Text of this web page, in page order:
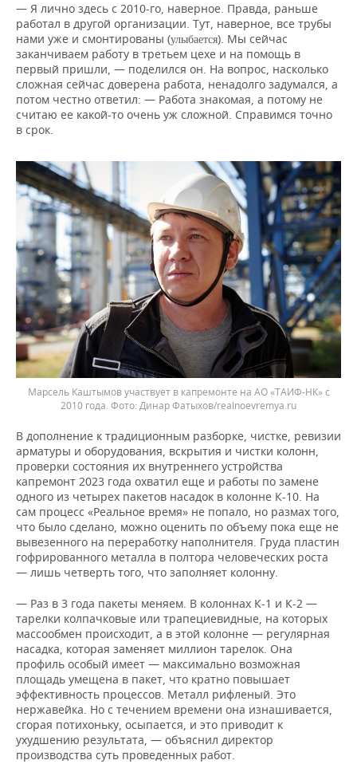
— Я лично здесь с 2010-го, наверное. Правда, раньше
работал в другой организации. Тут, наверное, все трубы
нами уже и смонтированы (улыбается). Мы сейчас
заканчиваем работу в третьем цехе и на помощь в
первый пришли, — поделился он. На вопрос, насколько
сложная сейчас доверена работа, ненадолго задумался, а
потом честно ответил: — Работа знакомая, а потому не
считаю ее какой-то очень уж сложной. Справимся точно
в срок.
Марсель Каштымов участвует в капремонте на АО «ТАИФ-НК» с
2010 года.
Динар Фатыхов/realnoevremya.ru
В дополнение к традиционным разборке, чистке, ревизии
арматуры и оборудования, вскрытия и чистки колонн,
проверки состояния их внутреннего устройства
капремонт 2023 года охватил еще и работы по замене
одного из четырех пакетов насадок в колонне К-10. На
сам процесс «Реальное время» не попало, но размах того,
что было сделано, можно оценить по объему пока еще не
вывезенного на переработку наполнителя. Груда пластин
гофрированного металла в полтора человеческих роста
— лишь четверть того, что заполняет колонну.
— Раз в 3 года пакеты меняем. В колоннах К-1 и К-2 —
тарелки колпачковые или трапециевидные, на которых
массообмен происходит, а в этой колонне — регулярная
насадка, которая заменяет миллион тарелок. Она
профиль особый имеет — максимально возможная
площадь умещена в пакет, что кратно повышает
эффективность процессов. Металл рифленый. Это
нержавейка. Но с течением времени она изнашивается,
сгорая потихоньку, осыпается, и это приводит к
ухудшению результата, — объяснил директор
производства суть проведенных работ.